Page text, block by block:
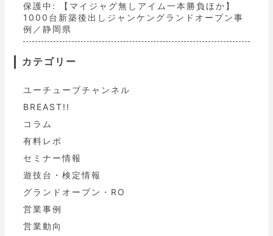
保護中: 【マイジャグ無しアイム一本勝負ほか】
1000台新築後出しジャンケングランドオープン事
例／静岡県
カテゴリー
ユーチューブチャンネル
BREAST!!
コラム
有料レポ
セミナー情報
遊技台・検定情報
グランドオープン・RO
営業事例
営業動向